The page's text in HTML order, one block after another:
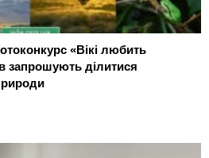
«Вікі любить
запрошують ділитися